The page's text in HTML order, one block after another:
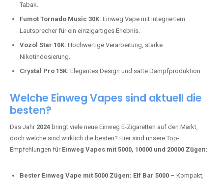
Tabak.
Fumot Tornado Music 30K: Einweg Vape mit integriertem
Lautsprecher für ein einzigartiges Erlebnis.
Vozol Star 10K: Hochwertige Verarbeitung, starke
Nikotindosierung.
Crystal Pro 15K: Elegantes Design und satte Dampfproduktion.
Welche Einweg Vapes sind aktuell die
besten?
Das Jahr 2024 bringt viele neue Einweg E-Zigaretten auf den Markt,
doch welche sind wirklich die besten? Hier sind unsere Top-
Empfehlungen für Einweg Vapes mit 5000, 10000 und 20000 Zügen:
Bester Einweg Vape mit 5000 Zügen: Elf Bar 5000 – Kompakt,